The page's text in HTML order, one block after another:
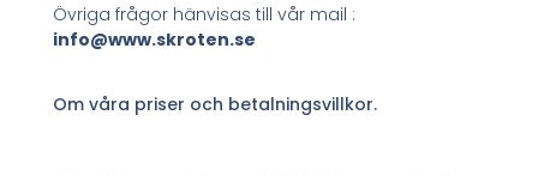
Övriga frågor hänvisas till vår mail :
info@www.skroten.se
Om våra priser och betalningsvillkor.